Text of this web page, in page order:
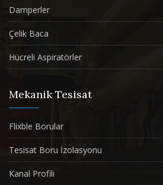
Damperler
Çelik Baca
Hücreli Aspiratörler
Mekanik Tesisat
Flixble Borular
Tesisat Boru İzolasyonu
Kanal Profili